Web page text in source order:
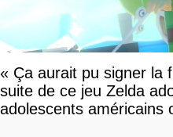
« Ça aurait pu signer la
suite de ce jeu Zelda
adolescents américains